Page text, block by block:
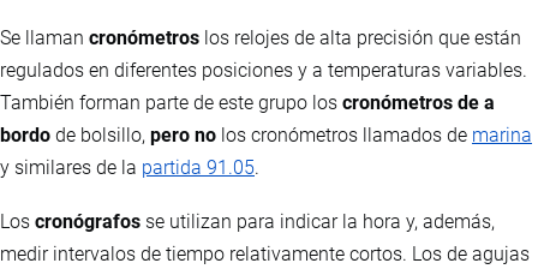
Se llaman cronómetros los relojes de alta precisión que están
regulados en diferentes posiciones y a temperaturas variables.
También forman parte de este grupo los cronómetros de a
bordo de bolsillo, pero no los cronómetros llamados de marina
y similares de la partida 91.05.
Los cronógrafos se utilizan para indicar la hora y, además,
medir intervalos de tiempo relativamente cortos. Los de agujas